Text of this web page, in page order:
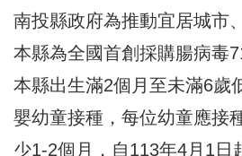
南投縣政府為推動宜居城市
本縣為全國首創採購腸病毒
本縣出生滿2個月至未滿6歲
嬰幼童接種，每位幼童應接
少1-2個月，自113年4月1日